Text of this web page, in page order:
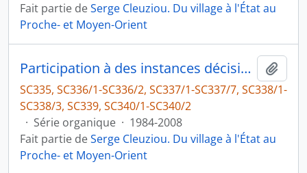
Fait partie deSerge Cleuziou. Du village à l'État au
Proche- et Moyen-Orient
Participation à des instances décisionnelles ou consultatives
SC335, SC336/1-SC336/2, SC337/1-SC337/7, SC338/1-
SC338/3, SC339, SC340/1-SC340/2
· Série organique · 1984-2008
Fait partie deSerge Cleuziou. Du village à l'État au
Proche- et Moyen-Orient